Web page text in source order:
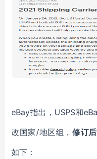
eBay指出，USPS和
改国家/地区组， 修订
如下：